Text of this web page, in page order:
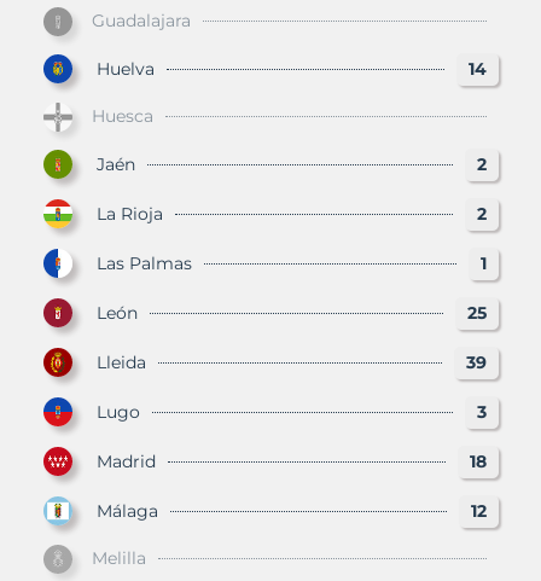
Guadalajara
Huelva 14
Huesca
Jaén 2
La Rioja 2
Las Palmas 1
León 25
Lleida 39
Lugo 3
Madrid 18
Málaga 12
Melilla